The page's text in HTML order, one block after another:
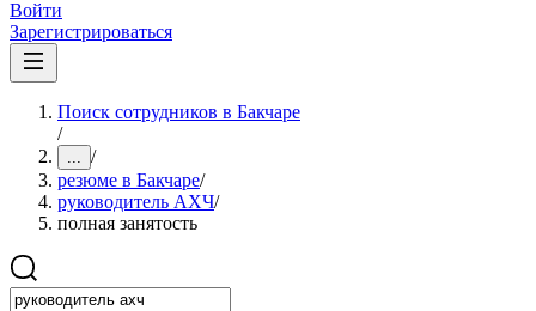
Войти
Зарегистрироваться
Поиск сотрудников в Бакчаре
/
... /
резюме в Бакчаре/
руководитель АХЧ/
полная занятость